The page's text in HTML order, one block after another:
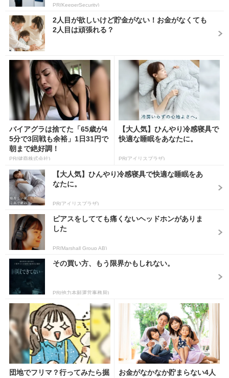
PR(KeeperSecurity)
2人目が欲しいけど貯金がない！お金がなくても
2人目は頑張れる？
バイアグラは捨てた「65歳が4
5分で3回戦も余裕」1日31円で
朝まで絶好調！
PR(健商株式会社)
【大人気】ひんやり冷感寝具で
快適な睡眠をあなたに。
PR(アイリスプラザ)
【大人気】ひんやり冷感寝具で快適な睡眠をあ
なたに。
PR(アイリスプラザ)
ピアスをしてても痛くないヘッドホンがありま
した
PR(Marshall Group AB)
その買い方、もう限界かもしれない。
PR(他力本願運営事務局)
団地でフリマ？行ってみたら掘 お金がなかなか貯まらない4人